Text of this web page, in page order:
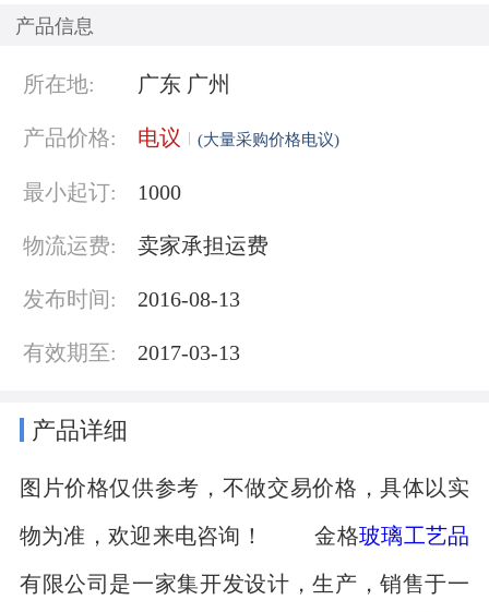
产品信息
所在地: 广东 广州
产品价格: 电议 (大量采购价格电议)
最小起订: 1000
物流运费: 卖家承担运费
发布时间: 2016-08-13
有效期至: 2017-03-13
产品详细
图片价格仅供参考，不做交易价格，具体以实
物为准，欢迎来电咨询！ 金格玻璃工艺品
有限公司是一家集开发设计，生产，销售于一